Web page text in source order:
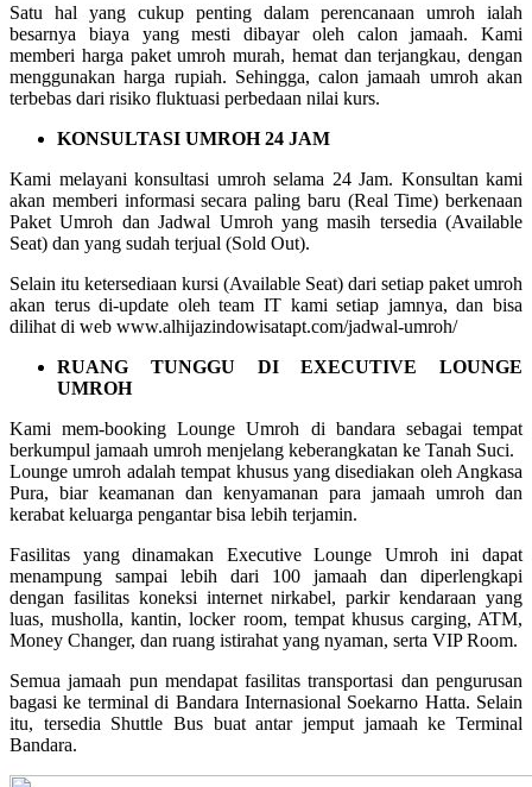
Satu hal yang cukup penting dalam perencanaan umroh ialah
besarnya biaya yang mesti dibayar oleh calon jamaah. Kami
memberi harga paket umroh murah, hemat dan terjangkau, dengan
menggunakan harga rupiah. Sehingga, calon jamaah umroh akan
terbebas dari risiko fluktuasi perbedaan nilai kurs.
KONSULTASI UMROH 24 JAM
Kami melayani konsultasi umroh selama 24 Jam. Konsultan kami
akan memberi informasi secara paling baru (Real Time) berkenaan
Paket Umroh dan Jadwal Umroh yang masih tersedia (Available
Seat) dan yang sudah terjual (Sold Out).
Selain itu ketersediaan kursi (Available Seat) dari setiap paket umroh
akan terus di-update oleh team IT kami setiap jamnya, dan bisa
dilihat di web www.alhijazindowisatapt.com/jadwal-umroh/
RUANG TUNGGU DI EXECUTIVE LOUNGE
UMROH
Kami mem-booking Lounge Umroh di bandara sebagai tempat
berkumpul jamaah umroh menjelang keberangkatan ke Tanah Suci.
Lounge umroh adalah tempat khusus yang disediakan oleh Angkasa
Pura, biar keamanan dan kenyamanan para jamaah umroh dan
kerabat keluarga pengantar bisa lebih terjamin.
Fasilitas yang dinamakan Executive Lounge Umroh ini dapat
menampung sampai lebih dari 100 jamaah dan diperlengkapi
dengan fasilitas koneksi internet nirkabel, parkir kendaraan yang
luas, musholla, kantin, locker room, tempat khusus carging, ATM,
Money Changer, dan ruang istirahat yang nyaman, serta VIP Room.
Semua jamaah pun mendapat fasilitas transportasi dan pengurusan
bagasi ke terminal di Bandara Internasional Soekarno Hatta. Selain
itu, tersedia Shuttle Bus buat antar jemput jamaah ke Terminal
Bandara.